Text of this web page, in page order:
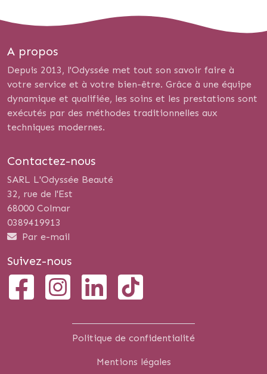
A propos
Depuis 2013, l'Odyssée met tout son savoir faire à
votre service et à votre bien-être. Grâce à une équipe
dynamique et qualifiée, les soins et les prestations sont
exécutés par des méthodes traditionnelles aux
techniques modernes.
Contactez-nous
SARL L'Odyssée Beauté
32, rue de l'Est
68000 Colmar
0389419913
Par e-mail
Suivez-nous
Politique de confidentialité
Mentions légales